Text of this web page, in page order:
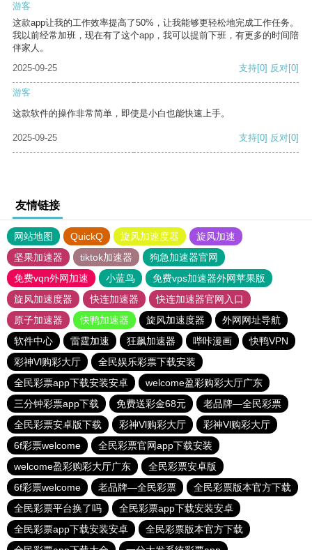
游客
这款app让我的工作效率提高了50%，让我能够更轻松地完成工作任务。
我以前经常加班，现在有了这个app，我可以提前下班，有更多的时间陪
伴家人。
2025-09-25
支持[0] 反对[0]
游客
这款软件的操作非常简单，即使是小白也能快速上手。
2025-09-25 支持[0] 反对[0]
友情链接
网站地图 QuickQ 旋风加速度器
旋风加速
坚果加速器
tiktok加速器
狗急加速器官网
免费vqn外网加速
小蓝鸟
免费vps加速器外网苹果版
旋风加速度器
快连加速器
快连加速器官网入口
原子加速器
快鸭加速器 旋风加速度器
外网网址导航
软件中心
雷霆加速 狂飙加速器 哔咔漫画
快鸭VPN
彩神Vl购彩大厅
全民娱乐彩票下载安装
全民彩票app下载安装安卓
welcome盈彩购彩大厅广东
三分钟彩票app下载
免费送彩金68元
老品牌—全民彩票
全民彩票安卓版下载
彩神Vl购彩大厅
彩神Vl购彩大厅
6f彩票welcome
全民彩票官网app下载安装
welcome盈彩购彩大厅广东
全民彩票安卓版
6f彩票welcome
老品牌—全民彩票
全民彩票版本官方下载
全民彩票平台换了吗
全民彩票app下载安装安卓
全民彩票app下载安装安卓
全民彩票版本官方下载